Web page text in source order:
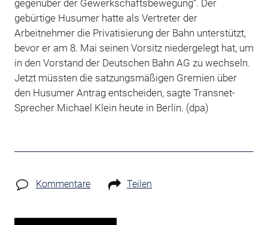
gegenüber der Gewerkschaftsbewegung“. Der
gebürtige Husumer hatte als Vertreter der
Arbeitnehmer die Privatisierung der Bahn unterstützt,
bevor er am 8. Mai seinen Vorsitz niedergelegt hat, um
in den Vorstand der Deutschen Bahn AG zu wechseln.
Jetzt müssten die satzungsmäßigen Gremien über
den Husumer Antrag entscheiden, sagte Transnet-
Sprecher Michael Klein heute in Berlin. (dpa)
Kommentare Teilen